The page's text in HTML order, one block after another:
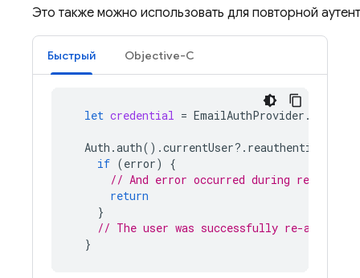
Это также можно использовать для повторной
Быстрый Objective-C
let credential = EmailAuthProvider .
Auth .auth().currentUser?. reauthenticate
if (error)
{
// And error occurred during re-
return
}
// The user was successfully re-
}